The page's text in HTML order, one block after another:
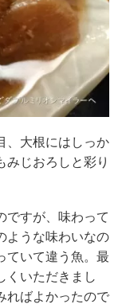
、大根にはしっか
みじおろしと彩り
ですが、味わって
ような味わいなの
ていて違う魚。最
くいただきまし
ればよかったので